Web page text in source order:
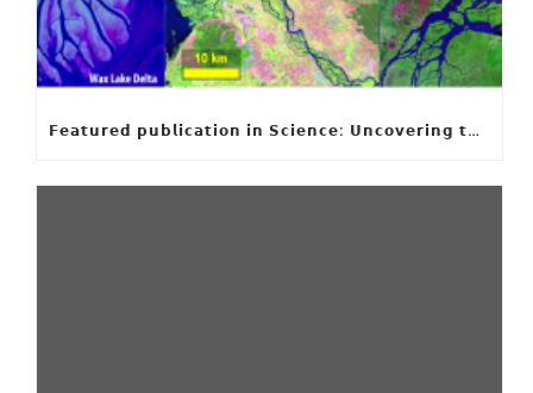
𝗙𝗲𝗮𝘁𝘂𝗿𝗲𝗱 𝗽𝘂𝗯𝗹𝗶𝗰𝗮𝘁𝗶𝗼𝗻 𝗶𝗻 𝗦𝗰𝗶𝗲𝗻𝗰𝗲: 𝗨𝗻𝗰𝗼𝘃𝗲𝗿𝗶𝗻𝗴 𝘁𝗵𝗲 𝗵𝗶𝗱𝗱𝗲𝗻 𝗿𝘂𝗹𝗲𝘀 𝗯𝗲𝗵𝗶𝗻𝗱 𝗿𝗶𝘃𝗲𝗿 𝗱𝗲𝗹𝘁𝗮 𝗴𝗲𝗼𝗺𝗲𝘁𝗿𝘆 𝗮𝗻𝗱 𝗴𝗿𝗼𝘄𝘁𝗵